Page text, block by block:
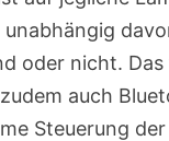
oder nicht.
auch
Steuerung